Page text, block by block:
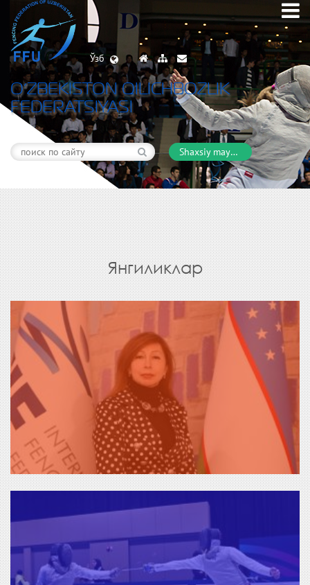
Ўзб
O’ZBEKISTON QILICHBOZLIK
FEDERATSIYASI
Shaxsiy maydon
Янгиликлар